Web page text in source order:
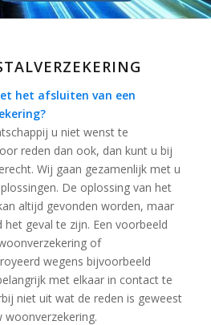
het afsluiten van een
u niet wenst te
reden dan ook, dan kunt u bij
Wij gaan gezamenlijk met u
De oplossing van het
altijd gevonden worden, maar
geval te zijn. Een voorbeeld
of
wegens bijvoorbeeld
met elkaar in contact te
niet uit wat de reden is geweest
woonverzekering.